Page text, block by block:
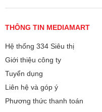
lắp xong đã chảy nước, làm
thuật. Vậy lắp đặt điều hòa cần
lưu ý những gì? Hãy cùng điểm
các sai lầm đắt giá mà bạn cần
đặc biệt giám sát khi thợ thi
công tại nhà.
THÔNG TIN MEDIAMART
Hệ thống 334 Siêu thị
Giới thiệu công ty
Tuyển dụng
Liên hệ và góp ý
Phương thức thanh toán